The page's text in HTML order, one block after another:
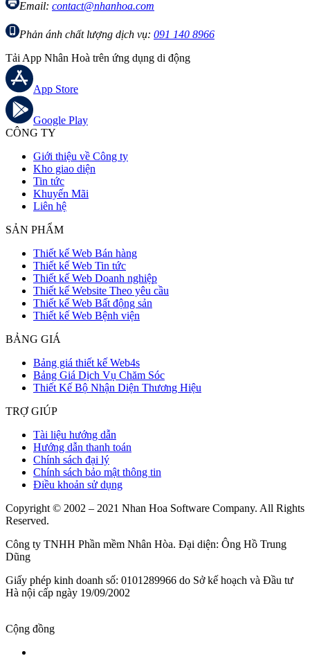
Email: contact@nhanhoa.com
Phản ánh chất lượng dịch vụ: 091 140 8966
Tải App Nhân Hoà trên ứng dụng di động
App Store
Google Play
CÔNG TY
Giới thiệu về Công ty
Kho giao diện
Tin tức
Khuyến Mãi
Liên hệ
SẢN PHẨM
Thiết kế Web Bán hàng
Thiết kế Web Tin tức
Thiết kế Web Doanh nghiệp
Thiết kế Website Theo yêu cầu
Thiết kế Web Bất động sản
Thiết kế Web Bệnh viện
BẢNG GIÁ
Bảng giá thiết kế Web4s
Bảng Giá Dịch Vụ Chăm Sóc
Thiết Kế Bộ Nhận Diện Thương Hiệu
TRỢ GIÚP
Tài liệu hướng dẫn
Hướng dẫn thanh toán
Chính sách đại lý
Chính sách bảo mật thông tin
Điều khoản sử dụng
Copyright © 2002 – 2021 Nhan Hoa Software Company. All Rights
Reserved.
Công ty TNHH Phần mềm Nhân Hòa. Đại diện: Ông Hồ Trung
Dũng
Giấy phép kinh doanh số: 0101289966 do Sở kế hoạch và Đầu tư
Hà nội cấp ngày 19/09/2002
Cộng đồng